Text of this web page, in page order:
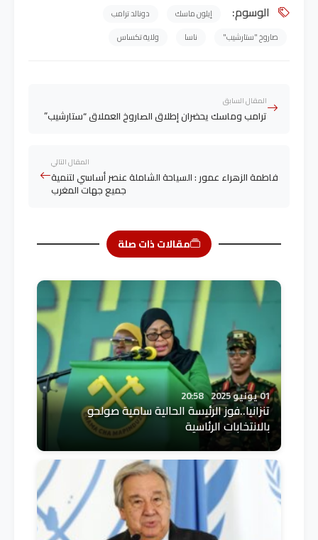
الوسوم: إيلون ماسك
دونالد ترامب
صاروخ "ستارشيب"
ناسا ولاية تكساس
المقال السابق
ترامب وماسك يحضران إطلاق الصاروخ العملاق “ستارشيب”
المقال التالي
فاطمة الزهراء عمور : السياحة الشاملة عنصر أساسي لتنمية
جميع جهات المغرب
مقالات ذات صلة
01 يونيو 2025 20:58
تنزانيا..فوز الرئيسة الحالية سامية صولحو
بالانتخابات الرئاسية